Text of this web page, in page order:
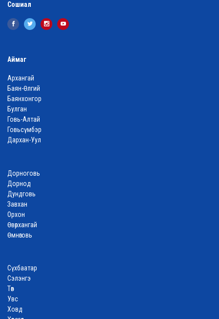
Сошиал
Аймаг
Архангай
Баян-Өлгий
Баянхонгор
Булган
Говь-Алтай
Говьсүмбэр
Дархан-Уул
Дорноговь
Дорнод
Дундговь
Завхан
Орхон
Өвөрхангай
Өмнөговь
Сүхбаатар
Сэлэнгэ
Төв
Увс
Ховд